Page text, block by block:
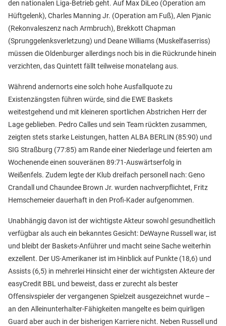
den nationalen Liga-Betrieb geht. Auf Max DiLeo (Operation am
Hüftgelenk), Charles Manning Jr. (Operation am Fuß), Alen Pjanic
(Rekonvaleszenz nach Armbruch), Brekkott Chapman
(Sprunggelenksverletzung) und Deane Williams (Muskelfaserriss)
müssen die Oldenburger allerdings noch bis in die Rückrunde hinein
verzichten, das Quintett fällt teilweise monatelang aus.
Während andernorts eine solch hohe Ausfallquote zu
Existenzängsten führen würde, sind die EWE Baskets
weitestgehend und mit kleineren sportlichen Abstrichen Herr der
Lage geblieben. Pedro Calles und sein Team rückten zusammen,
zeigten stets starke Leistungen, hatten ALBA BERLIN (85:90) und
SIG Straßburg (77:85) am Rande einer Niederlage und feierten am
Wochenende einen souveränen 89:71-Auswärtserfolg in
Weißenfels. Zudem legte der Klub dreifach personell nach: Geno
Crandall und Chaundee Brown Jr. wurden nachverpflichtet, Fritz
Hemschemeier dauerhaft in den Profi-Kader aufgenommen.
Unabhängig davon ist der wichtigste Akteur sowohl gesundheitlich
verfügbar als auch ein bekanntes Gesicht: DeWayne Russell war, ist
und bleibt der Baskets-Anführer und macht seine Sache weiterhin
exzellent. Der US-Amerikaner ist im Hinblick auf Punkte (18,6) und
Assists (6,5) in mehrerlei Hinsicht einer der wichtigsten Akteure der
easyCredit BBL und beweist, dass er zurecht als bester
Offensivspieler der vergangenen Spielzeit ausgezeichnet wurde –
an den Alleinunterhalter-Fähigkeiten mangelte es beim quirligen
Guard aber auch in der bisherigen Karriere nicht. Neben Russell und